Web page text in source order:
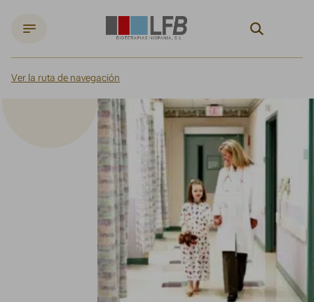
Search
Ver la ruta de navegación
Noticias
En primer plano: hemofilia con inhibidores